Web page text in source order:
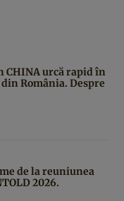
CHINA urcă rapid în
România. Despre
de la reuniunea
2026.